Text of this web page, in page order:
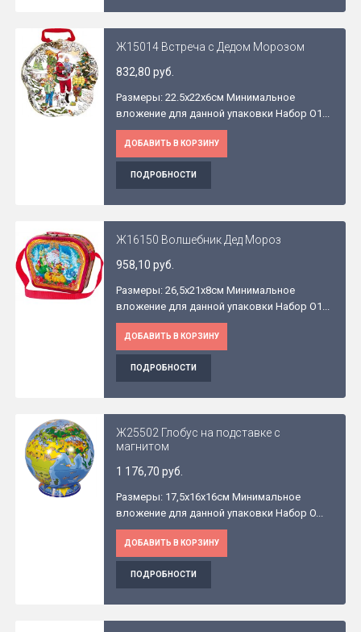
Ж15014 Встреча с Дедом Морозом
832,80 руб.
Размеры: 22.5x22x6см Минимальное
вложение для данной упаковки Набор O1...
ДОБАВИТЬ В КОРЗИНУ
ПОДРОБНОСТИ
Ж16150 Волшебник Дед Мороз
958,10 руб.
Размеры: 26,5x21x8см Минимальное
вложение для данной упаковки Набор O1...
ДОБАВИТЬ В КОРЗИНУ
ПОДРОБНОСТИ
Ж25502 Глобус на подставке с
магнитом
1 176,70 руб.
Размеры: 17,5x16x16см Минимальное
вложение для данной упаковки Набор O...
ДОБАВИТЬ В КОРЗИНУ
ПОДРОБНОСТИ